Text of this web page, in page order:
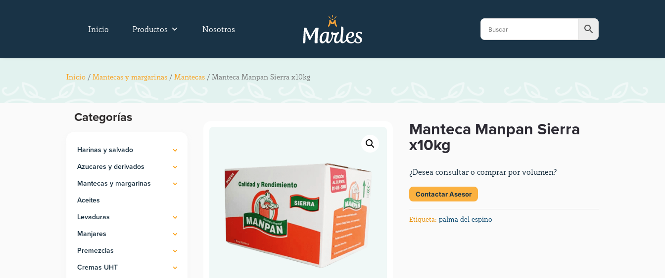
Inicio Productos Nosotros
Inicio /Mantecas y margarinas /Mantecas / Manteca Manpan Sierra x10kg
Categorías
Harinas y salvado
Azucares y derivados
Mantecas y margarinas
Aceites
Levaduras
Manjares
Premezclas
Cremas UHT
Manteca Manpan Sierra
x10kg
¿Desea consultar o comprar por volumen?
Contactar Asesor
Etiqueta: palma del espino